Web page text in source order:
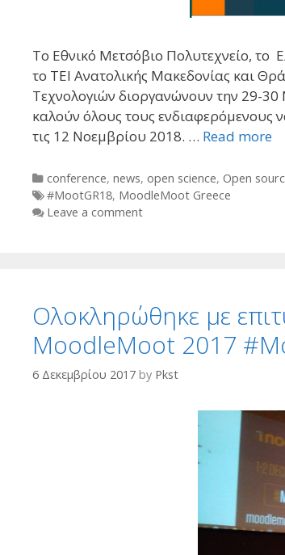
To Εθνικό Μετσόβιο Πολυτεχνείο, το
το ΤΕΙ Ανατολικής Μακεδονίας και
Τεχνολογιών διοργανώνουν την 29-
καλούν όλους τους
τις 12 Νοεμβρίου 2018. … Read more
Categories
conference, news, open science, Open
Tags
#MootGR18, MoodleMoot Greece
Leave a comment
Ολοκληρώθηκε με
ΜοοdleMoot 2017
6 Δεκεμβρίου 2017 by Pkst